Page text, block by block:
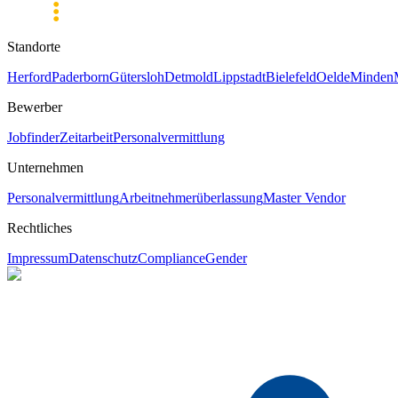
Standorte
HerfordPaderbornGüterslohDetmoldLippstadtBielefeldOeldeMinden
Bewerber
JobfinderZeitarbeitPersonalvermittlung
Unternehmen
PersonalvermittlungArbeitnehmerüberlassungMaster Vendor
Rechtliches
ImpressumDatenschutzComplianceGender